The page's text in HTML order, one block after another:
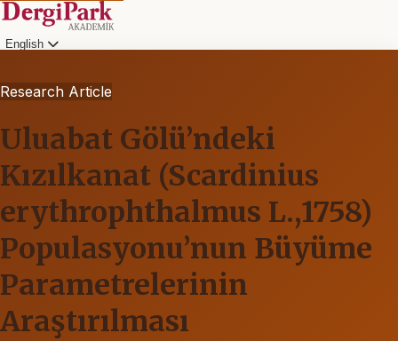
English
Research Article
Uluabat Gölü’ndeki
Kızılkanat (Scardinius
erythrophthalmus L.,1758)
Populasyonu’nun Büyüme
Parametrelerinin
Araştırılması